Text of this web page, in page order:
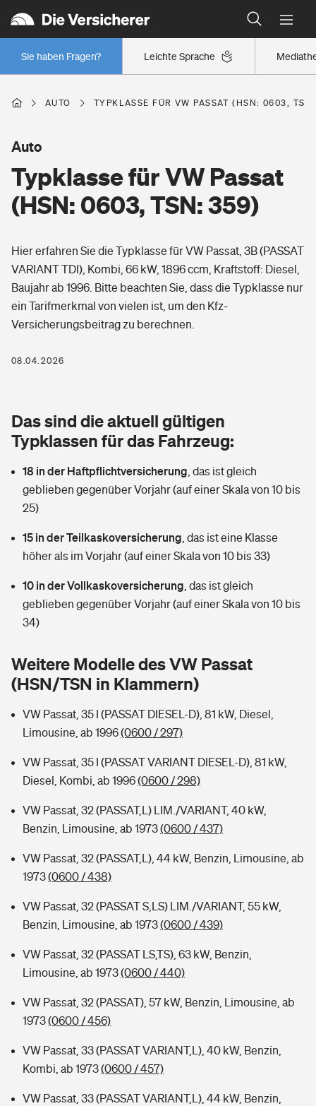
Leichte Sprache
Sie haben Fragen?
Wer versichert was: Jetzt Versicherer finden
Regionalklassen: So ist Ihre Region eingestuft
Wer versichert was: Jetzt Versicherer finden
Berufsunfähigkeitsversicherung
Erwerbsunfähigkeitsversicherung
Grundfähigkeitsversicherung
Arbeitsrechtsschutz
Berufshaftpflichtversicherung
Zur Übersicht
Tools
Wer versichert was: Jetzt Versicherer finden
Sie haben Fragen?
Wohnen
Glasversicherung
Mietkautionsversicherung
Restkreditversicherung
Tools
Hochwasser-Check: Wie gefährdet ist Ihr Haus?
Sie haben Fragen?
Freizeit
Pri­vate Haft­pflicht­
Kinderunfall­ver­si­che­rung
Kinderinvalidität
Hundehalter-Haftpflicht
Handyversicherung
Private Cyberversicherung
Zur Übersicht
Kinderunfall-Check: Mehr Sicherheit für deine Kids
Typklassen: So ist Ihr Auto eingestuft
Sie haben Fragen?
Gesundheit
Private Krankenversicherung
Dread-Disease-Versicherung
Tierkrankenversicherung
Zur Übersicht
Tools
Wer versichert was: Jetzt Versicherer finden
Rentenrechner: Wie viel Geld bekomme ich im Alter?
AUTO TYPKLASSE FÜR VW PASSAT (HSN: 0603,
Typklasse für VW Passat
(HSN: 0603, TSN: 359)
Auto
Hier erfahren Sie die Typklasse für VW Passat, 3B (PASSAT
VARIANT TDI), Kombi, 66 kW, 1896 ccm, Kraftstoff: Diesel,
Baujahr ab 1996. Bitte beachten Sie, dass die Typklasse nur
ein Tarifmerkmal von vielen ist, um den Kfz-
Versicherungsbeitrag zu berechnen.
08.04.2026
Das sind die aktuell gültigen
Typklassen für das Fahrzeug:
18 in der Haftpflichtversicherung das ist gleich
geblieben gegenüber Vorjahr (auf einer Skala von 10 bis
25)
15 in der Teilkaskoversicherung das ist eine Klasse
höher als im Vorjahr (auf einer Skala von 10 bis 33)
10 in der Vollkaskoversicherung das ist gleich
geblieben gegenüber Vorjahr (auf einer Skala von 10 bis
34)
Weitere Modelle des VW Passat
(HSN/TSN in Klammern)
VW Passat, 35 I (PASSAT DIESEL-D), 81 kW, Diesel,
Limousine, ab 1996(0600 / 297)
VW Passat, 35 I (PASSAT VARIANT DIESEL-D), 81 kW,
Diesel, Kombi, ab 1996(0600 / 298)
VW Passat, 32 (PASSAT,L) LIM./VARIANT, 40 kW,
Benzin, Limousine, ab 1973(0600 / 437)
VW Passat, 32 (PASSAT,L), 44 kW, Benzin, Limousine, ab
1973(0600 / 438)
VW Passat, 32 (PASSAT S,LS) LIM./VARIANT, 55 kW,
Benzin, Limousine, ab 1973(0600 / 439)
VW Passat, 32 (PASSAT LS,TS), 63 kW, Benzin,
Limousine, ab 1973(0600 / 440)
VW Passat, 32 (PASSAT), 57 kW, Benzin, Limousine, ab
1973(0600 / 456)
VW Passat, 33 (PASSAT VARIANT,L), 40 kW, Benzin,
Kombi, ab 1973(0600 / 457)
VW Passat, 33 (PASSAT VARIANT,L), 44 kW, Benzin,